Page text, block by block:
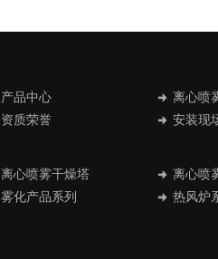
产品中心
离心喷
资质荣誉 安装现
离心喷雾干燥塔
离心喷
雾化产品系列
热风炉